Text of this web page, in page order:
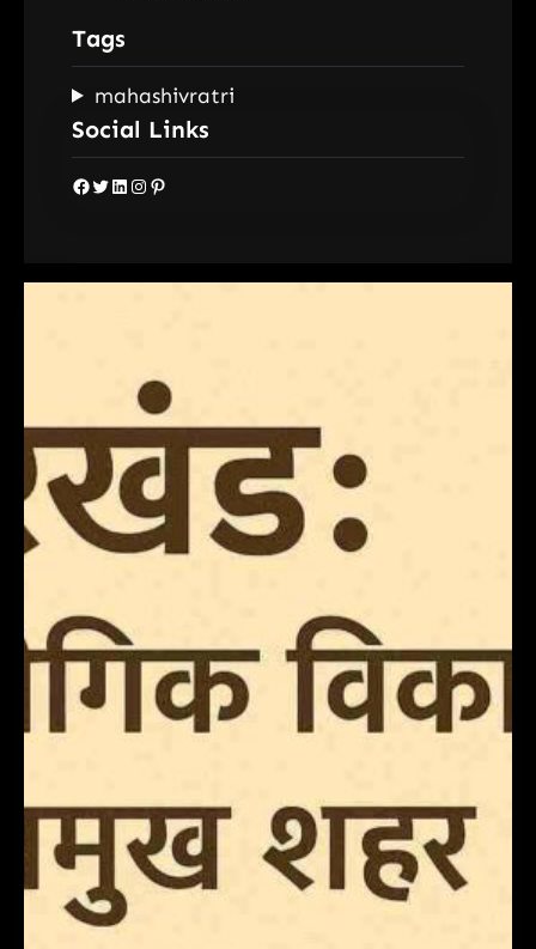
Tags
mahashivratri
Social Links
Facebook Twitter LinkedIn Instagram Pinterest